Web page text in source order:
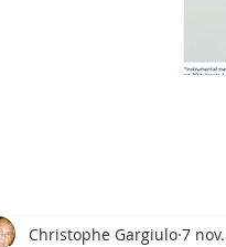
Christophe Gargiulo 7